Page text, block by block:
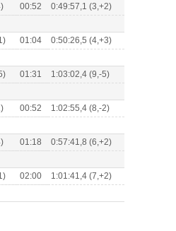
00:52 0:49:57,1 (3,+2)
01:04 0:50:26,5 (4,+3)
01:31 1:03:02,4 (9,-5)
00:52 1:02:55,4 (8,-2)
01:18 0:57:41,8 (6,+2)
02:00 1:01:41,4 (7,+2)